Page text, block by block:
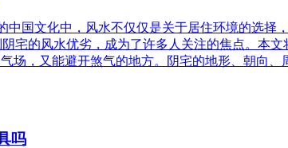
中国文化中，风水不仅仅是关于居住环境的选
宅的风水优劣，成为了许多人关注的焦点。本
场，又能避开煞气的地方。阴宅的地形、朝向
吗